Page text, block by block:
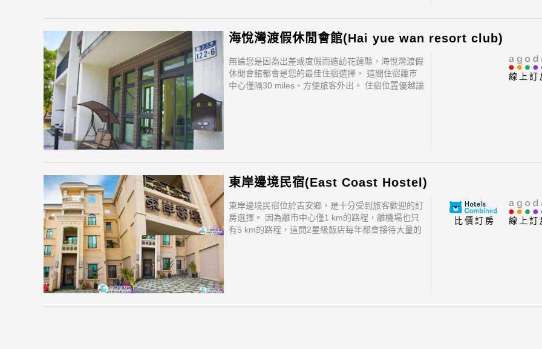
海悅灣渡假休閒會館(Hai yue wan resort club)
無論您是因為出差或度假而造訪花蓮縣，海悅灣渡假
休閒會館都會是您的最佳住宿選擇。 這間住宿離市
中心僅隔30 miles，方便旅客外出。 住宿位置優越讓
線上訂
東岸邊境民宿(East Coast Hostel)
東岸邊境民宿位於吉安鄉，是十分受到旅客歡迎的訂
房選擇。 因為離市中心僅1 km的路程，離機場也只
有5 km的路程，這間2星級飯店每年都會接待大量的
線上訂
比價訂房